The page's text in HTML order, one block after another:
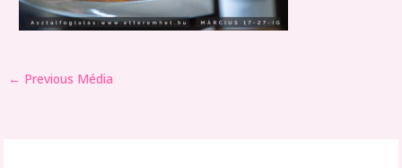
← Previous Média